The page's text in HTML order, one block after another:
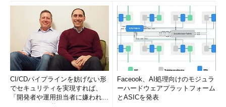
CI/CDパイプラインを妨げない形
でセキュリティを実現すれば、
「開発者や運用担当者に嫌われな
Faceook、AI処理向けのモジュラ
ーハードウェアプラットフォーム
とASICを発表